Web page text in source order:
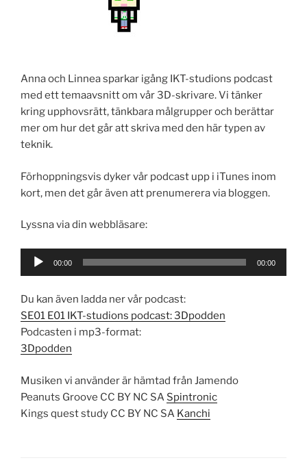
Anna och Linnea sparkar igång IKT-studions podcast
med ett temaavsnitt om vår 3D-skrivare. Vi tänker
kring upphovsrätt, tänkbara målgrupper och berättar
mer om hur det går att skriva med den här typen av
teknik.
Förhoppningsvis dyker vår podcast upp i iTunes inom
kort, men det går även att prenumerera via bloggen.
Lyssna via din webbläsare:
Audio
00:00 00:00
Du kan även ladda ner vår podcast:
SE01 E01 IKT-studions podcast: 3Dpodden
Podcasten i mp3-format:
3Dpodden
Musiken vi använder är hämtad från Jamendo
Peanuts Groove CC BY NC SA Spintronic
Kings quest study CC BY NC SA Kanchi